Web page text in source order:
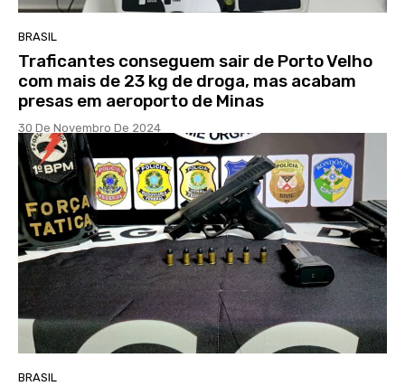
BRASIL
Traficantes conseguem sair de Porto Velho
com mais de 23 kg de droga, mas acabam
presas em aeroporto de Minas
30 De Novembro De 2024
BRASIL